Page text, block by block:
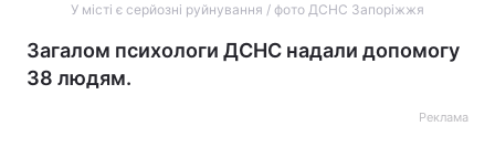
У місті є серйозні руйнування / фото ДСНС Запоріжжя
Загалом психологи ДСНС надали допомогу
38 людям.
Реклама